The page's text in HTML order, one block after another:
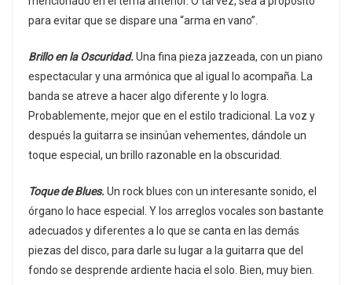
para evitar que se dispare una “arma en vano”.
Brillo en la Oscuridad.Una fina pieza jazzeada, con un piano
espectacular y una armónica que al igual lo acompaña. La
banda se atreve a hacer algo diferente y lo logra.
Probablemente, mejor que en el estilo tradicional. La voz y
después la guitarra se insinúan vehementes, dándole un
toque especial, un brillo razonable en la obscuridad.
Toque de Blues.Un rock blues con un interesante sonido, el
órgano lo hace especial. Y los arreglos vocales son bastante
adecuados y diferentes a lo que se canta en las demás
piezas del disco, para darle su lugar a la guitarra que del
fondo se desprende ardiente hacia el solo. Bien, muy bien.